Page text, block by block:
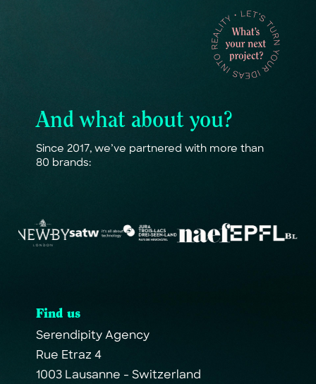
And what about you?
Since 201 7, we’ve partnered with more than
80 brands:
Find us
Serendipity Agency
Rue Etraz 4
1003 Lausanne - Switzer land